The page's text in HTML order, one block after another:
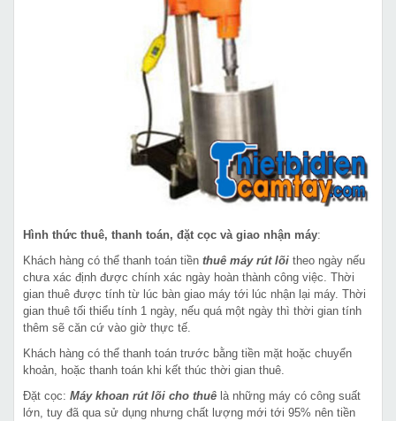
Hình thức thuê, thanh toán, đặt cọc và giao nhận máy:
Khách hàng có thể thanh toán tiền thuê máy rút lõi theo ngày nếu
chưa xác định được chính xác ngày hoàn thành công việc. Thời
gian thuê được tính từ lúc bàn giao máy tới lúc nhận lại máy. Thời
gian thuê tối thiểu tính 1 ngày, nếu quá một ngày thì thời gian tính
thêm sẽ căn cứ vào giờ thực tế.
Khách hàng có thể thanh toán trước bằng tiền mặt hoặc chuyển
khoản, hoặc thanh toán khi kết thúc thời gian thuê.
Đặt cọc: Máy khoan rút lõi cho thuê là những máy có công suất
lớn, tuy đã qua sử dụng nhưng chất lượng mới tới 95% nên tiền